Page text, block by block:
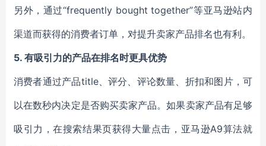
另外，通过“frequently bought together”等亚马逊站内
渠道而获得的消费者订单，对提升卖家产品排名也有利。
5. 有吸引力的产品在排名时更具优势
消费者通过产品title、评分、评论数量、折扣和图片，可
以在数秒内决定是否购买卖家产品。如果卖家产品有足够
吸引力，在搜索结果页获得大量点击，亚马逊A9算法就